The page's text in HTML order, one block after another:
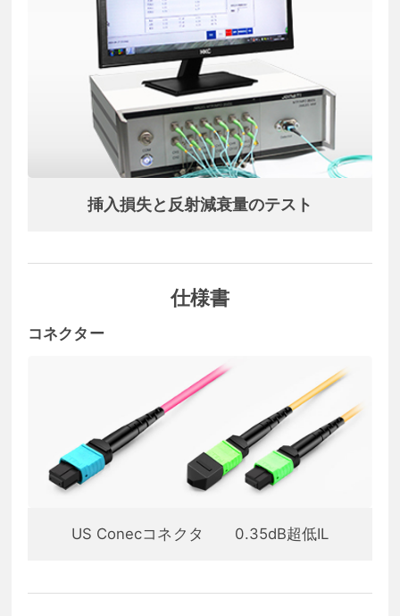
挿入損失と反射減衰量のテスト
仕様書
コネクター
US Conecコネクタ 0.35dB超低IL